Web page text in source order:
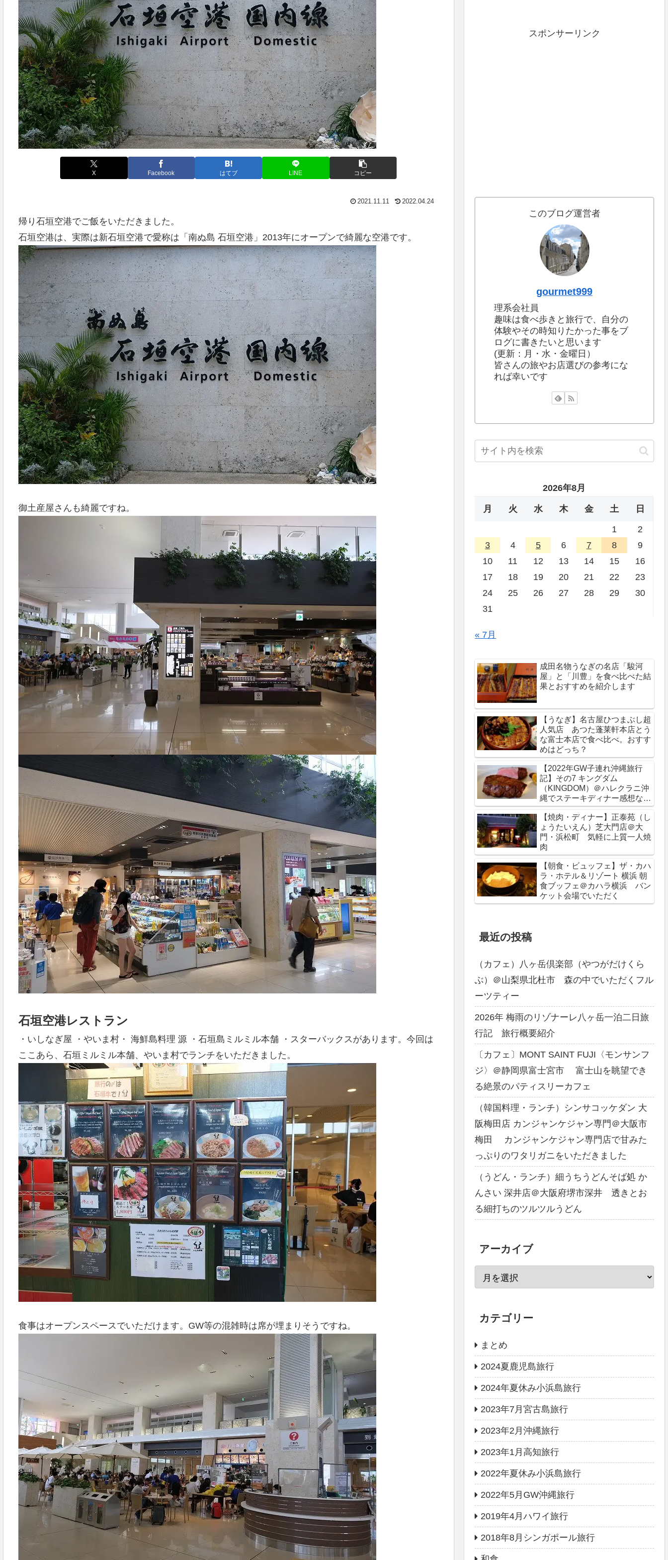
X Facebook はてブ LINE コピー
2021.11.11 2022.04.24
帰り石垣空港でご飯をいただきました。
石垣空港は、実際は新石垣空港で愛称は「南ぬ島 石垣空港」2013年にオープンで綺麗な空港です。
御土産屋さんも綺麗ですね。
石垣空港レストラン
・いしなぎ屋 ・やいま村・ 海鮮島料理 源 ・石垣島ミルミル本舗 ・スターバックスがあります。今回は
ここあら、石垣ミルミル本舗、やいま村でランチをいただきました。
食事はオープンスペースでいただけます。GW等の混雑時は席が埋まりそうですね。
スポンサーリンク
このブログ運営者
gourmet999
理系会社員
趣味は食べ歩きと旅行で、自分の
体験やその時知りたかった事をブ
ログに書きたいと思います
(更新：月・水・金曜日）
皆さんの旅やお店選びの参考にな
れば幸いです
2026年8月
月 火 水 木 金 土 日
1
2
3
4 5 6 7 8
9
10
11 12 13 14 15
16
17
18 19 20 21 22
23
24
25 26 27 28 29
30
31
« 7月
成田名物うなぎの名店「駿河
屋」と「川豊」を食べ比べた結
果とおすすめを紹介します
【うなぎ】名古屋ひつまぶし超
人気店 あつた蓬莱軒本店とう
な富士本店で食べ比べ。おすす
めはどっち？
【2022年GW子連れ沖縄旅行
記】その7 キングダム
（KINGDOM）＠ハレクラニ沖
縄でステーキディナー感想など
をブログレビュー
【焼肉・ディナー】正泰苑（し
ょうたいえん）芝大門店＠大
門・浜松町 気軽に上質一人焼
肉
【朝食・ビュッフェ】ザ・カハ
ラ・ホテル＆リゾート 横浜 朝
食ブッフェ＠カハラ横浜 バン
ケット会場でいただく
最近の投稿
（カフェ）八ヶ岳倶楽部（やつがだけくら
ぶ）＠山梨県北杜市 森の中でいただくフル
ーツティー
2026年 梅雨のリゾナーレ八ヶ岳一泊二日旅
行記 旅行概要紹介
〔カフェ〕MONT SAINT FUJI〈モンサンフ
ジ〉＠静岡県富士宮市 富士山を眺望でき
る絶景のパティスリーカフェ
（韓国料理・ランチ）シンサコッケダン 大
阪梅田店 カンジャンケジャン専門＠大阪市
梅田 カンジャンケジャン専門店で甘みた
っぷりのワタリガニをいただきました
（うどん・ランチ）細うちうどんそば処 か
んさい 深井店＠大阪府堺市深井 透きとお
る細打ちのツルツルうどん
アーカイブ
カテゴリー
まとめ
2024夏鹿児島旅行
2024年夏休み小浜島旅行
2023年7月宮古島旅行
2023年2月沖縄旅行
2023年1月高知旅行
2022年夏休み小浜島旅行
2022年5月GW沖縄旅行
2019年4月ハワイ旅行
2018年8月シンガポール旅行